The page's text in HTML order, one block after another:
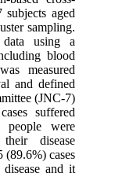
subjects aged
sampling.
data using a
blood
measured
and defined
(JNC-7).
suffered
people were
disease
(89.6%) cases
disease and it